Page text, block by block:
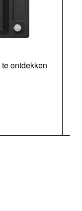
ontdekken